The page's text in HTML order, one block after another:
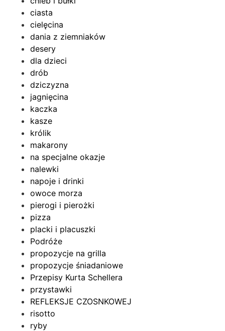
ciasta
cielęcina
dania z ziemniaków
desery
dla dzieci
drób
dziczyzna
jagnięcina
kaczka
kasze
królik
makarony
na specjalne okazje
nalewki
napoje i drinki
owoce morza
pierogi i pierożki
pizza
placki i placuszki
Podróże
propozycje na grilla
propozycje śniadaniowe
Przepisy Kurta Schellera
przystawki
REFLEKSJE CZOSNKOWEJ
risotto
ryby